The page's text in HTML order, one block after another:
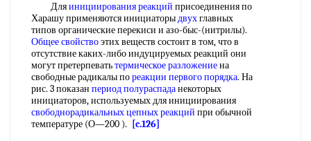
Дляинициирования реакций присоединения по
Харашу применяются инициаторыдвухглавных
типов органические перекиси и азо-быс-(нитрилы).
Общее свойствоэтих веществ состоит в том, что в
отсутствие каких-либо индуцируемых реакций они
могут претерпеватьтермическое разложениена
свободные радикалы пореакции первого порядка. На
рис. 3 показан период полураспаданекоторых
инициаторов, используемых для инициирования
свободнорадикальных цепных реакций при обычной
температуре (О—200 ).
[c.126]